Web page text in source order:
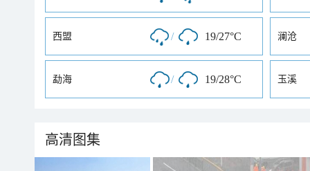
西盟 / 19/27°C 澜沧
勐海 / 19/28°C 玉溪
高清图集